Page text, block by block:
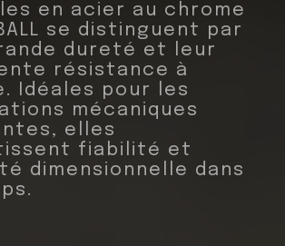
en acier au chrome
se distinguent par
dureté et leur
résistance à
Idéales pour les
mécaniques
elles
fiabilité et
dimensionnelle dans